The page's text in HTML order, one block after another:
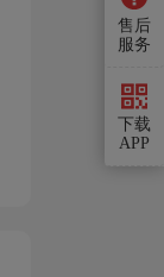
售后
服务
下载
APP